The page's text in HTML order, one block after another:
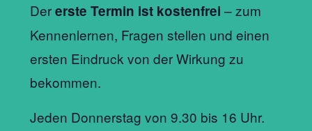
Dererste Termin ist kostenfrei – zum
Kennenlernen, Fragen stellen und einen
ersten Eindruck von der Wirkung zu
bekommen.
Jeden Donnerstag von 9.30 bis 16 Uhr.